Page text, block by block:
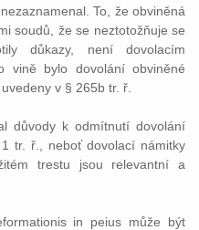
To, že obviněná
soudů, že se neztotožňuje se
důkazy, není dovolacím
vině bylo dovolání obviněné
v § 265b tr. ř.
důvody k odmítnutí dovolání
tr. ř., neboť dovolací námitky
trestu jsou relevantní a
in peius může být